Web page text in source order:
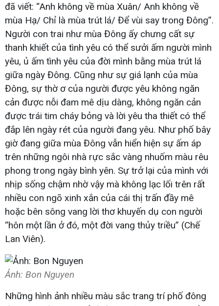
đã viết: “Anh không về mùa Xuân/ Anh không về
mùa Hạ/ Chỉ là mùa trút lá/ Để vùi say trong Đông”.
Người con trai như mùa Đông ấy chưng cất sự
thanh khiết của tình yêu có thể sưởi ấm người mình
yêu, ủ ấm tình yêu của đời mình bằng mùa trút lá
giữa ngày Đông. Cũng như sự giá lạnh của mùa
Đông, sự thờ ơ của người được yêu không ngăn
cản được nỗi đam mê dịu dàng, không ngăn cản
được trái tim cháy bỏng và lời yêu tha thiết có thể
đắp lên ngày rét của người đang yêu. Như phố bây
giờ đang giữa mùa Đông vẫn hiển hiện sự ấm áp
trên những ngôi nhà rực sắc vàng nhuốm màu rêu
phong trong ngày bình yên. Sự trở lại của mình với
nhịp sống chậm nhờ vậy mà không lạc lối trên rất
nhiều con ngõ xinh xắn của cái thị trấn đầy mê
hoặc bên sông vang lời thơ khuyến dụ con người
“hôn một lần ở đó, một đời vang thủy triều” (Chế
Lan Viên).
Ảnh: Bon Nguyen
Những hình ảnh nhiều màu sắc trang trí phố đông